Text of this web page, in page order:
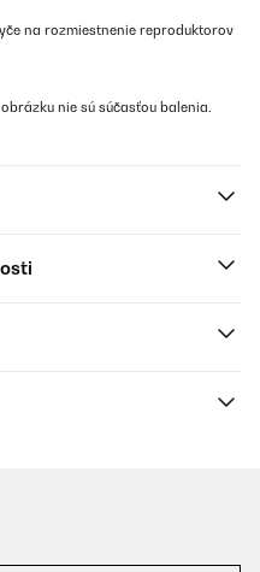
na rozmiestnenie reproduktorov
nie sú súčasťou balenia.